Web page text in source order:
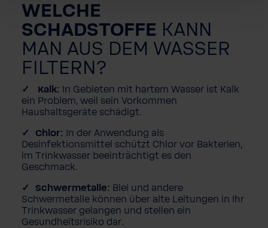
WELCHE
SCHADSTOFFE KANN
MAN AUS DEM WASSER
FILTERN?
Kalk: In Gebieten mit hartem Wasser ist Kalk
ein Problem, weil sein Vorkommen
Haushaltsgeräte schädigt.
Chlor: In der Anwendung als
Desinfektionsmittel schützt Chlor vor Bakterien,
im Trinkwasser beeinträchtigt es den
Geschmack.
Schwermetalle: Blei und andere
Schwermetalle können über alte Leitungen in Ihr
Trinkwasser gelangen und stellen ein
Gesundheitsrisiko dar.